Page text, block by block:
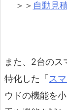
＞＞ 自動見
また、2台のス
特化した「 ス
ウドの機能を